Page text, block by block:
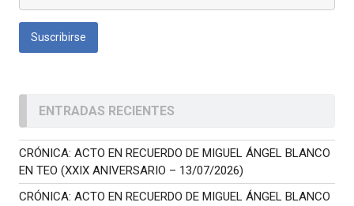
ENTRADAS RECIENTES
CRÓNICA: ACTO EN RECUERDO DE MIGUEL ÁNGEL BLANCO
EN TEO (XXIX ANIVERSARIO – 13/07/2026)
CRÓNICA: ACTO EN RECUERDO DE MIGUEL ÁNGEL BLANCO